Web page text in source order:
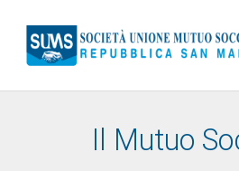
Il Mutuo